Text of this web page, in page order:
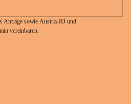
Anträge sowie Austria-ID und
vereinbaren.